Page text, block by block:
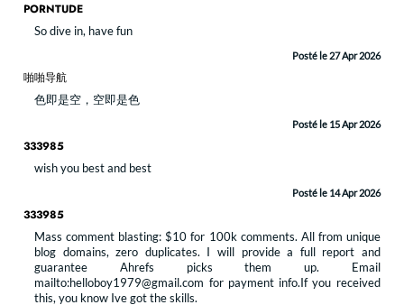
PORNTUDE
So dive in, have fun
Posté le 27 Apr 2026
啪啪导航
色即是空，空即是色
Posté le 15 Apr 2026
333985
wish you best and best
Posté le 14 Apr 2026
333985
Mass comment blasting: $10 for 100k comments. All from unique
blog domains, zero duplicates. I will provide a full report and
guarantee Ahrefs picks them up. Email
mailto:helloboy1979@gmail.com for payment info.If you received
this, you know Ive got the skills.